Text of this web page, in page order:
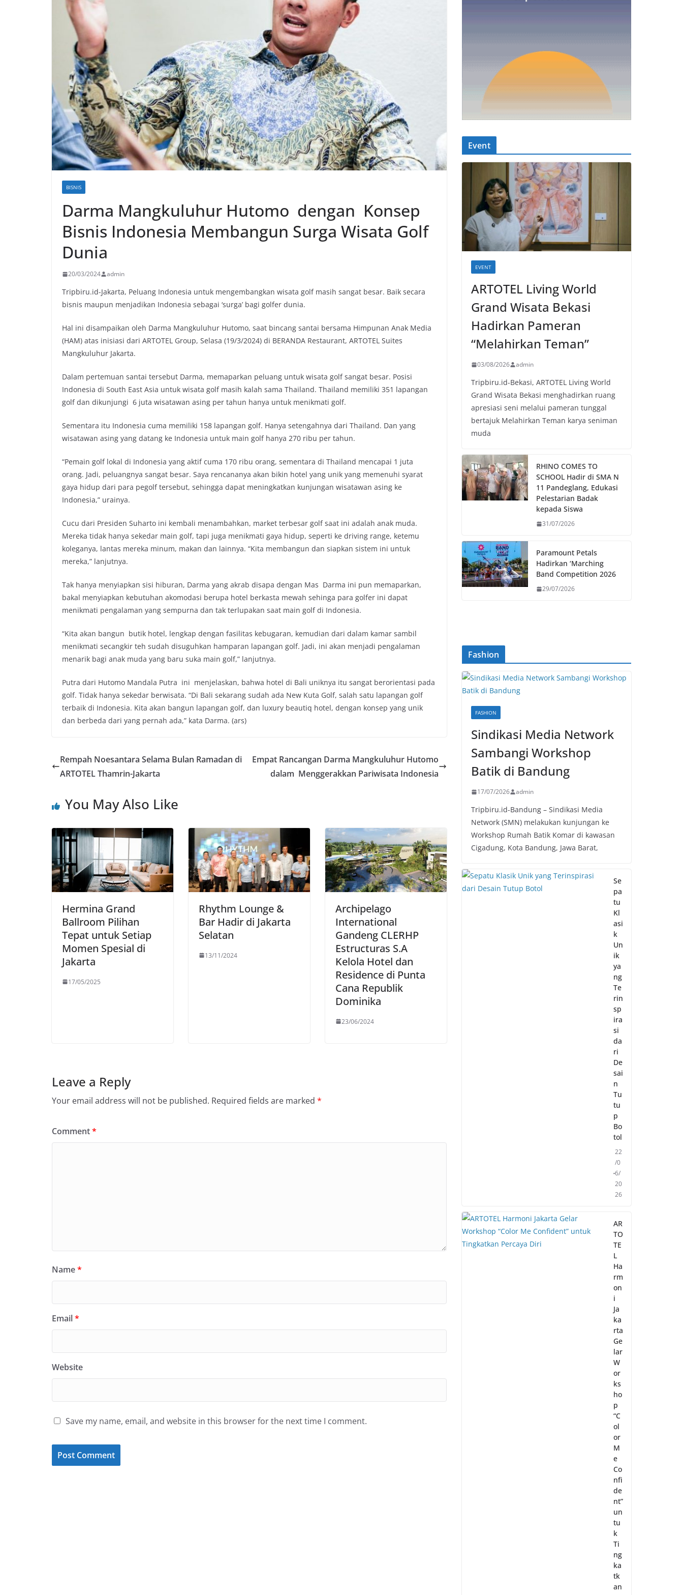
BISNIS
Darma Mangkuluhur Hutomo dengan Konsep
Bisnis Indonesia Membangun Surga Wisata Golf
Dunia
20/03/2024 admin
Tripbiru.id-Jakarta, Peluang Indonesia untuk mengembangkan wisata golf masih sangat besar. Baik secara
bisnis maupun menjadikan Indonesia sebagai ‘surga’ bagi golfer dunia.
Hal ini disampaikan oleh Darma Mangkuluhur Hutomo, saat bincang santai bersama Himpunan Anak Media
(HAM) atas inisiasi dari ARTOTEL Group, Selasa (19/3/2024) di BERANDA Restaurant, ARTOTEL Suites
Mangkuluhur Jakarta.
Dalam pertemuan santai tersebut Darma, memaparkan peluang untuk wisata golf sangat besar. Posisi
Indonesia di South East Asia untuk wisata golf masih kalah sama Thailand. Thailand memiliki 351 lapangan
golf dan dikunjungi 6 juta wisatawan asing per tahun hanya untuk menikmati golf.
Sementara itu Indonesia cuma memiliki 158 lapangan golf. Hanya setengahnya dari Thailand. Dan yang
wisatawan asing yang datang ke Indonesia untuk main golf hanya 270 ribu per tahun.
“Pemain golf lokal di Indonesia yang aktif cuma 170 ribu orang, sementara di Thailand mencapai 1 juta
orang. Jadi, peluangnya sangat besar. Saya rencananya akan bikin hotel yang unik yang memenuhi syarat
gaya hidup dari para pegolf tersebut, sehingga dapat meningkatkan kunjungan wisatawan asing ke
Indonesia,” urainya.
Cucu dari Presiden Suharto ini kembali menambahkan, market terbesar golf saat ini adalah anak muda.
Mereka tidak hanya sekedar main golf, tapi juga menikmati gaya hidup, seperti ke driving range, ketemu
koleganya, lantas mereka minum, makan dan lainnya. “Kita membangun dan siapkan sistem ini untuk
mereka,” lanjutnya.
Tak hanya menyiapkan sisi hiburan, Darma yang akrab disapa dengan Mas Darma ini pun memaparkan,
bakal menyiapkan kebutuhan akomodasi berupa hotel berkasta mewah sehinga para golfer ini dapat
menikmati pengalaman yang sempurna dan tak terlupakan saat main golf di Indonesia.
“Kita akan bangun butik hotel, lengkap dengan fasilitas kebugaran, kemudian dari dalam kamar sambil
menikmati secangkir teh sudah disuguhkan hamparan lapangan golf. Jadi, ini akan menjadi pengalaman
menarik bagi anak muda yang baru suka main golf,” lanjutnya.
Putra dari Hutomo Mandala Putra ini menjelaskan, bahwa hotel di Bali uniknya itu sangat berorientasi pada
golf. Tidak hanya sekedar berwisata. “Di Bali sekarang sudah ada New Kuta Golf, salah satu lapangan golf
terbaik di Indonesia. Kita akan bangun lapangan golf, dan luxury beautiq hotel, dengan konsep yang unik
dan berbeda dari yang pernah ada,” kata Darma. (ars)
Rempah Noesantara Selama Bulan Ramadan di
ARTOTEL Thamrin-Jakarta
Empat Rancangan Darma Mangkuluhur Hutomo
dalam Menggerakkan Pariwisata Indonesia
You May Also Like
Hermina Grand
Ballroom Pilihan
Tepat untuk Setiap
Momen Spesial di
Jakarta
17/05/2025
Rhythm Lounge &
Bar Hadir di Jakarta
Selatan
13/11/2024
Archipelago
International
Gandeng CLERHP
Estructuras S.A
Kelola Hotel dan
Residence di Punta
Cana Republik
Dominika
23/06/2024
Leave a Reply
Your email address will not be published. Required fields are marked *
Comment*
Name*
Email*
Website
Save my name, email, and website in this browser for the next time I comment.
Event
EVENT
ARTOTEL Living World
Grand Wisata Bekasi
Hadirkan Pameran
“Melahirkan Teman”
03/08/2026 admin
Tripbiru.id-Bekasi, ARTOTEL Living World
Grand Wisata Bekasi menghadirkan ruang
apresiasi seni melalui pameran tunggal
bertajuk Melahirkan Teman karya seniman
muda
RHINO COMES TO
SCHOOL Hadir di SMA N
11 Pandeglang, Edukasi
Pelestarian Badak
kepada Siswa
31/07/2026
Paramount Petals
Hadirkan ‘Marching
Band Competition 2026
29/07/2026
Fashion
FASHION
Sindikasi Media Network
Sambangi Workshop
Batik di Bandung
17/07/2026 admin
Tripbiru.id-Bandung – Sindikasi Media
Network (SMN) melakukan kunjungan ke
Workshop Rumah Batik Komar di kawasan
Cigadung, Kota Bandung, Jawa Barat,
Se
pa
tu
Kl
asi
k
Un
ik
ya
ng
Te
rin
sp
ira
si
da
ri
De
sai
n
Tu
tu
p
Bo
tol
22
/0
6/
20
26
AR
TO
TE
L
Ha
rm
on
i
Ja
ka
rta
Ge
lar
W
or
ks
ho
p
“C
ol
or
M
e
Co
nfi
de
nt”
un
tu
k
Ti
ng
ka
tk
an